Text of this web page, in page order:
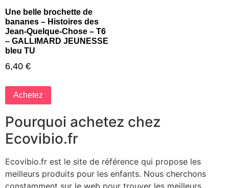
Une belle brochette de
bananes – Histoires des
Jean-Quelque-Chose – T6
– GALLIMARD JEUNESSE
bleu TU
6,40 €
Achetez
Pourquoi achetez chez
Ecovibio.fr
Ecovibio.fr est le site de référence qui propose les
meilleurs produits pour les enfants. Nous cherchons
constamment sur le web pour trouver les meilleurs